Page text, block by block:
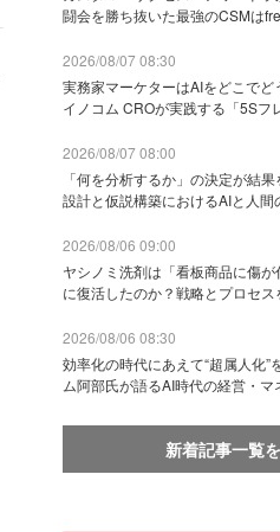
闘会を勝ち抜いた最強のCSMは
2026/08/07 08:30
実務家マーケターはAIをどこでど
イノコム CROが実践する「5Sフ
2026/08/07 08:00
「何を分析するか」の決定が結
設計と仮説構築におけるAIと人間
2026/08/06 09:00
ヤシノミ洗剤は「看板商品に傷
に復活したのか？戦略とプロセス
2026/08/06 08:30
効率化の時代にあえて“超属人化
ム阿部氏が語るAI時代の経営・マ
新着記事一覧